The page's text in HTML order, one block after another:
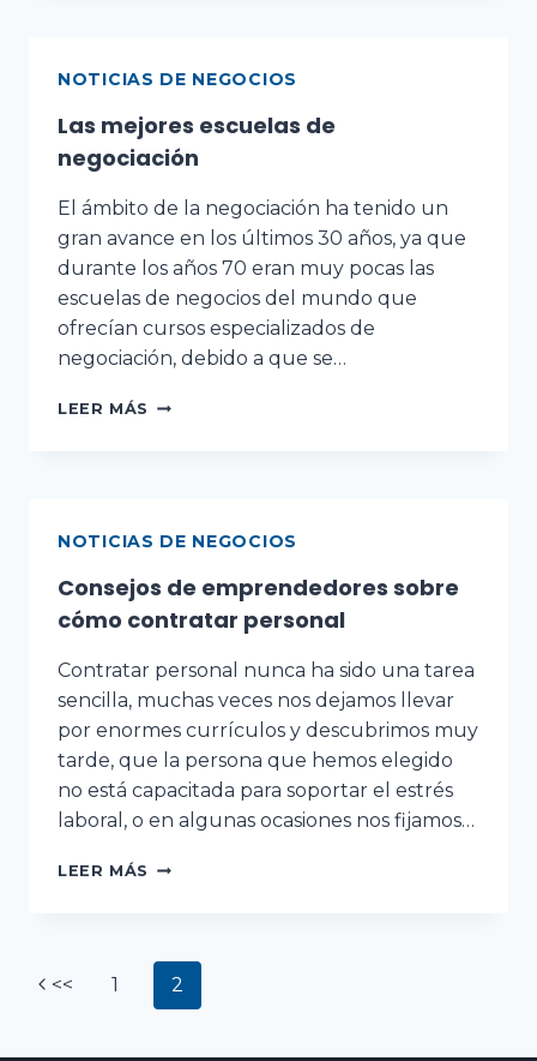
NOTICIAS DE NEGOCIOS
Las mejores escuelas de
negociación
El ámbito de la negociación ha tenido un
gran avance en los últimos 30 años, ya que
durante los años 70 eran muy pocas las
escuelas de negocios del mundo que
ofrecían cursos especializados de
negociación, debido a que se…
LEER MÁS
NOTICIAS DE NEGOCIOS
Consejos de emprendedores sobre
cómo contratar personal
Contratar personal nunca ha sido una tarea
sencilla, muchas veces nos dejamos llevar
por enormes currículos y descubrimos muy
tarde, que la persona que hemos elegido
no está capacitada para soportar el estrés
laboral, o en algunas ocasiones nos fijamos…
LEER MÁS
1 2